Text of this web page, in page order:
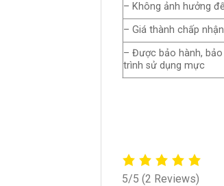
– Không ảnh hưởng
– Giá thành chấp
– Được bảo hành,
trình sử dụng mực
5/5 (2 Reviews)